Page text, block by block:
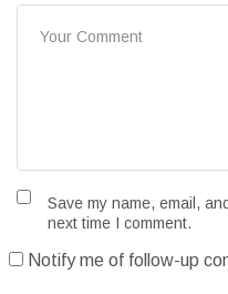
Save my name, email,
next time I comment.
Notify me of follow-up